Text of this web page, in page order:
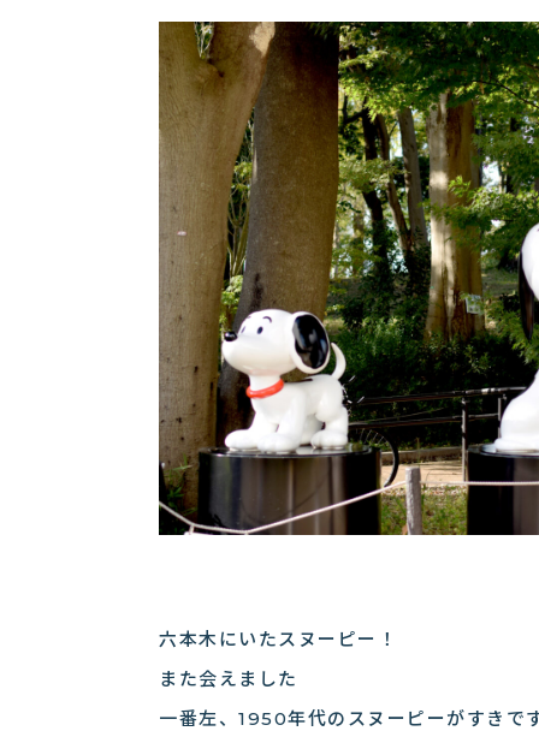
六本木にいたスヌーピー！
また会えました
一番左、1950年代のスヌーピーがすきで